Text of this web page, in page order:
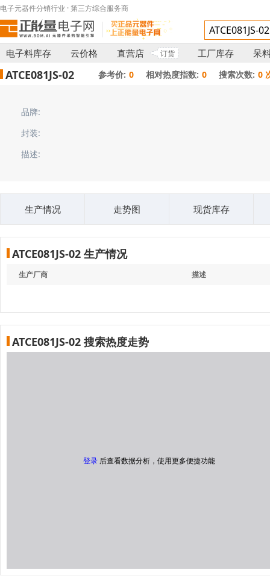
电子元器件分销行业 · 第三方综合服务商
电子料库存 云价格 直营店 订货 工厂库存 呆
ATCE081JS-02 参考价: 0 相对热度指数: 0 搜索次数: 0
品牌:
封装:
描述:
生产情况 走势图 现货库存
ATCE081JS-02 生产情况
生产厂商 描述
ATCE081JS-02 搜索热度走势
登录 后查看数据分析，使用更多便捷功能